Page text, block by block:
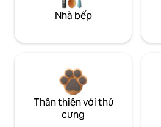
Nhà bếp
Thân thiện với thú
cưng